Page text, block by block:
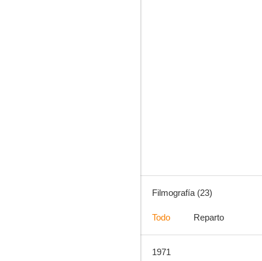
Fantasmas en Roma
Filmografía (23)
Todo Reparto
1971